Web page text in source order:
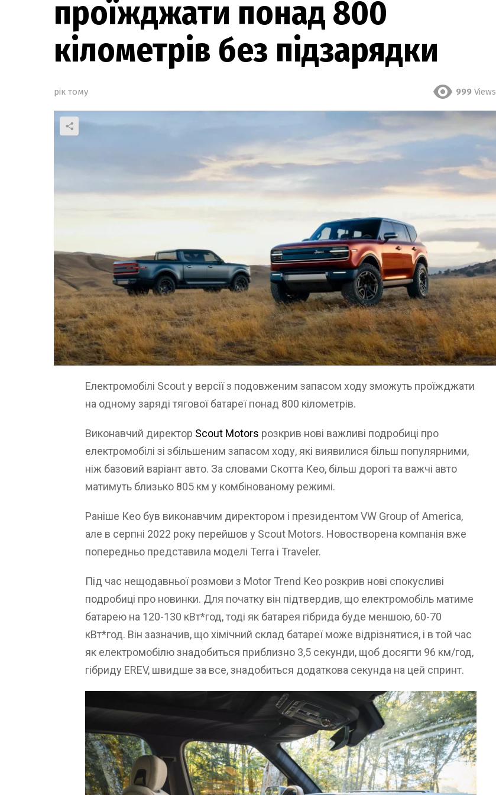
проїжджати понад 800
кілометрів без підзарядки
рік тому 999 Views
Електромобілі Scout у версії з подовженим запасом ходу зможуть проїжджати
на одному заряді тягової батареї понад 800 кілометрів.
Виконавчий директор Scout Motors розкрив нові важливі подробиці про
електромобілі зі збільшеним запасом ходу, які виявилися більш популярними,
ніж базовий варіант авто. За словами Скотта Кео, більш дорогі та важчі авто
матимуть близько 805 км у комбінованому режимі.
Раніше Кео був виконавчим директором і президентом VW Group of America,
але в серпні 2022 року перейшов у Scout Motors. Новостворена компанія вже
попередньо представила моделі Terra і Traveler.
Під час нещодавньої розмови з Motor Trend Кео розкрив нові спокусливі
подробиці про новинки. Для початку він підтвердив, що електромобіль матиме
батарею на 120-130 кВт*год, тоді як батарея гібрида буде меншою, 60-70
кВт*год. Він зазначив, що хімічний склад батареї може відрізнятися, і в той час
як електромобілю знадобиться приблизно 3,5 секунди, щоб досягти 96 км/год,
гібриду EREV, швидше за все, знадобиться додаткова секунда на цей спринт.